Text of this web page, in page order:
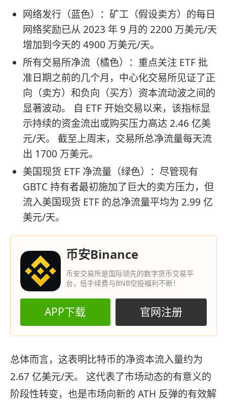
网络发行（蓝色）：矿工（假设卖方）的每日
网络奖励已从 2023 年 9 月的 2200 万美元/天
增加到今天的 4900 万美元/天。
所有交易所净流（橘色）：重点关注 ETF 批
准日期之前的几个月，中心化交易所见证了正
向（卖方）和负向（买方）资本流动波之间的
显著波动。 自 ETF 开始交易以来，该指标显
示持续的资金流出或购买压力高达 2.46 亿美
元/天。 截至上周末，交易所总净流量每天流
出 1700 万美元。
美国现货 ETF 净流量（绿色）：尽管现有
GBTC 持有者最初施加了巨大的卖方压力，但
流入美国现货 ETF 的总净流量平均为 2.99 亿
美元/天。
币安Binance
币安交易所是国际领先的数字货币交易平
台，低手续费与BNB空投福利不断！
APP下载 官网注册
总体而言，这表明比特币的净资本流入量约为
2.67 亿美元/天。 这代表了市场动态的有意义的
阶段性转变，也是市场向新的 ATH 反弹的有效解